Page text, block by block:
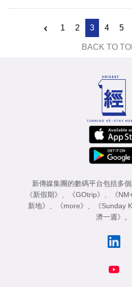
1 2 3 4 5
BACK TO
新傳媒集團的數碼平台包括多
《新假期》 、 《GOtrip》 、 《
新地》 、 《more》 、 《Sunday
濟一週》 。